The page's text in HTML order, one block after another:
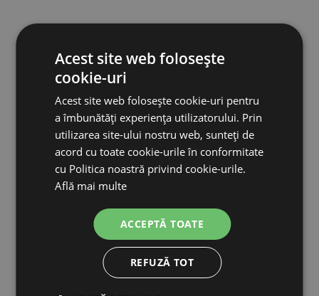
Harfă pentru brânzeturi din plastic
135,50 lei
IN STOC
Acest site web folosește
cookie-uri
Acest site web folosește cookie-uri pentru
a îmbunătăți experiența utilizatorului. Prin
utilizarea site-ului nostru web, sunteți de
acord cu toate cookie-urile în conformitate
cu Politica noastră privind cookie-urile.
Află mai multe
ACCEPTĂ TOATE
REFUZĂ TOT